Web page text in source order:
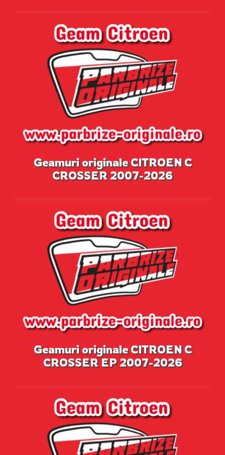
Geamuri originale CITROEN C
CROSSER 2007-2026
Geamuri originale CITROEN C
CROSSER EP 2007-2026